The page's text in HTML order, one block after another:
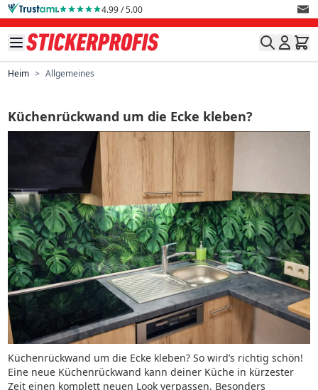
Direkt zum Inhalt 4.99 / 5.00
Heim > Allgemeines
Küchenrückwand um die Ecke kleben?
Küchenrückwand um die Ecke kleben? So wird’s richtig schön!
Eine neue Küchenrückwand kann deiner Küche in kürzester
Zeit einen komplett neuen Look verpassen. Besonders